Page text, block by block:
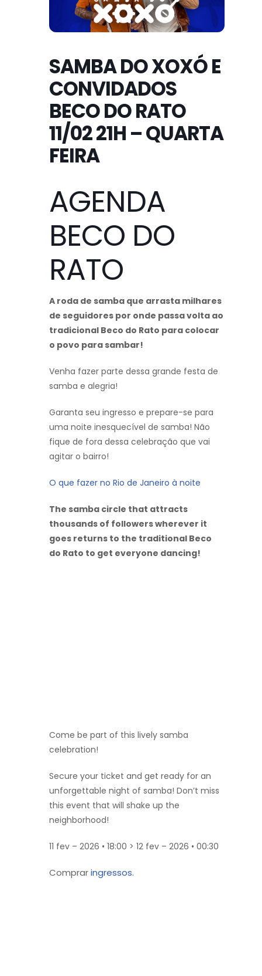
SAMBA DO XOXÓ E
CONVIDADOS
BECO DO RATO
11/02 21H – QUARTA
FEIRA
AGENDA
BECO DO
RATO
A roda de samba que arrasta milhares
de seguidores por onde passa volta ao
tradicional Beco do Rato para colocar
o povo para sambar!
Venha fazer parte dessa grande festa de
samba e alegria!
Garanta seu ingresso e prepare-se para
uma noite inesquecível de samba! Não
fique de fora dessa celebração que vai
agitar o bairro!
O que fazer no Rio de Janeiro à noite
The samba circle that attracts
thousands of followers wherever it
goes returns to the traditional Beco
do Rato to get everyone dancing!
Come be part of this lively samba
celebration!
Secure your ticket and get ready for an
unforgettable night of samba! Don’t miss
this event that will shake up the
neighborhood!
11 fev – 2026 • 18:00 > 12 fev – 2026 • 00:30
Compraringressos.